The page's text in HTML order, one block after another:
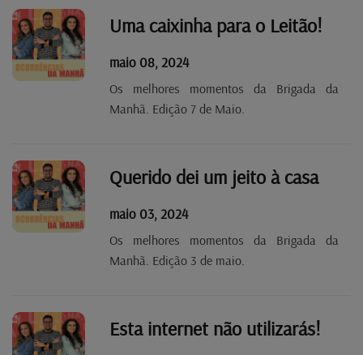
Uma caixinha para o Leitão!
maio 08, 2024
Os melhores momentos da Brigada da
Manhã. Edição 7 de Maio.
Querido dei um jeito à casa
maio 03, 2024
Os melhores momentos da Brigada da
Manhã. Edição 3 de maio.
Esta internet não utilizarás!